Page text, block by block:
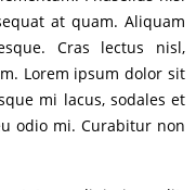
at quam. Aliquam
Cras lectus nisl,
Lorem ipsum dolor sit
mi lacus, sodales et
odio mi. Curabitur non